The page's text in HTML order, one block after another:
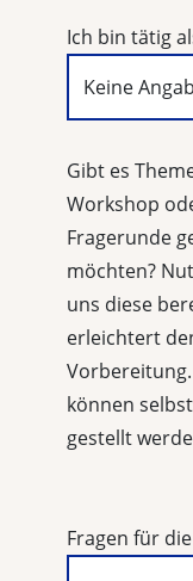
Ich bin tätig
Gibt es
Workshop
Fragerunde
möchten?
uns diese
erleichtert
können
gestellt
Fragen für